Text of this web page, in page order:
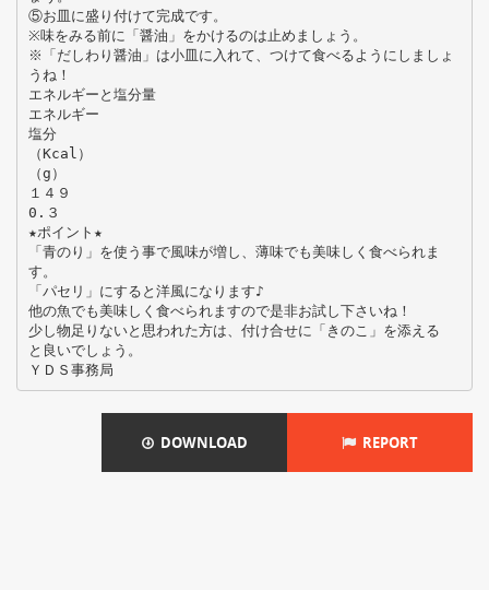
⑤お皿に盛り付けて完成です。
※味をみる前に「醤油」をかけるのは止めましょう。
※「だしわり醤油」は小皿に入れて、つけて食べるようにしましょ
うね！
エネルギーと塩分量
エネルギー
塩分
（Kcal）
（g）
１４９
0.３
★ポイント★
「青のり」を使う事で風味が増し、薄味でも美味しく食べられま
す。
「パセリ」にすると洋風になります♪
他の魚でも美味しく食べられますので是非お試し下さいね！
少し物足りないと思われた方は、付け合せに「きのこ」を添える
と良いでしょう。
DOWNLOAD REPORT